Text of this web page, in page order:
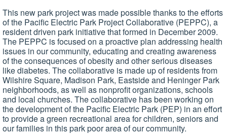
This new park project was made possible thanks to the efforts
of the Pacific Electric Park Project Collaborative (PEPPC), a
resident driven park initiative that formed in December 2009.
The PEPPC is focused on a proactive plan addressing health
issues in our community, educating and creating awareness
of the consequences of obesity and other serious diseases
like diabetes. The collaborative is made up of residents from
Wilshire Square, Madison Park, Eastside and Heninger Park
neighborhoods, as well as nonprofit organizations, schools
and local churches. The collaborative has been working on
the development of the Pacific Electric Park (PEP) in an effort
to provide a green recreational area for children, seniors and
our families in this park poor area of our community.